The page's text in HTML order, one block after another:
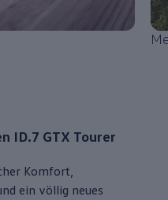
ID.7 GTX Tourer
Komfort,
ein völlig neues